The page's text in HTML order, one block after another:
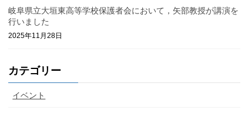
岐阜県立大垣東高等学校保護者会において，矢部教授が講演を
行いました
2025年11月28日
カテゴリー
イベント